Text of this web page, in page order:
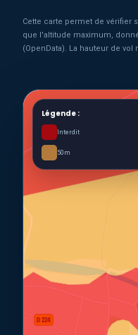
Cette carte permet de vérifier
que l'altitude maximum,
(OpenData). La hauteur de
Légende :
Interdit
50m